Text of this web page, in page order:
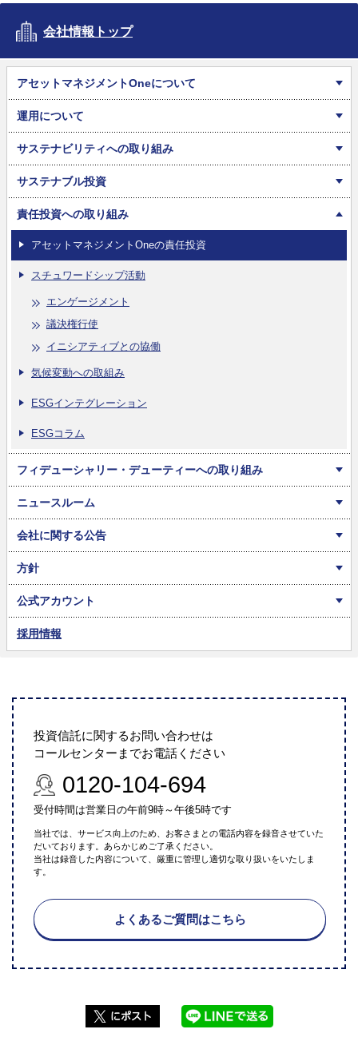
会社情報トップ
アセットマネジメントOneについて
運用について
サステナビリティへの取り組み
サステナブル投資
責任投資への取り組み
アセットマネジメントOneの責任投資
スチュワードシップ活動
エンゲージメント
議決権行使
イニシアティブとの協働
気候変動への取組み
ESGインテグレーション
ESGコラム
フィデューシャリー・デューティーへの取り組み
ニュースルーム
会社に関する公告
方針
公式アカウント
採用情報
投資信託に関するお問い合わせは
コールセンターまでお電話ください
0120-104-694
受付時間は営業日の午前9時～午後5時です
当社では、サービス向上のため、お客さまとの電話内容を録音させていた
だいております。あらかじめご了承ください。
当社は録音した内容について、厳重に管理し適切な取り扱いをいたしま
す。
よくあるご質問はこちら